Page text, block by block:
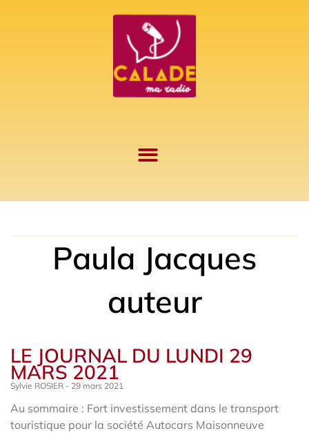
Paula Jacques
auteur
LE JOURNAL DU LUNDI 29
MARS 2021
Sylvie ROSIER 29 mars 2021
Au sommaire : Fort investissement dans le transport
touristique pour la société Autocars Maisonneuve